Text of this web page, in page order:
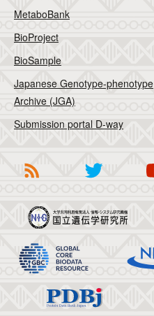
MetaboBank
BioProject
BioSample
Japanese Genotype-phenotype
Archive (JGA)
Submission portal D-way